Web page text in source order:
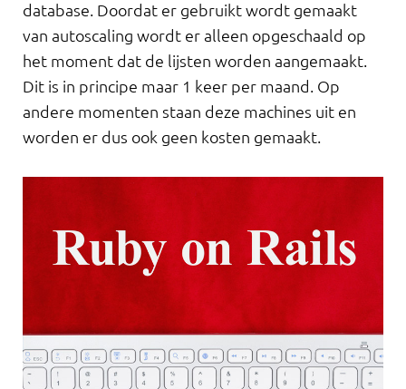
database. Doordat er gebruikt wordt gemaakt
van autoscaling wordt er alleen opgeschaald op
het moment dat de lijsten worden aangemaakt.
Dit is in principe maar 1 keer per maand. Op
andere momenten staan deze machines uit en
worden er dus ook geen kosten gemaakt.